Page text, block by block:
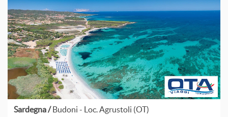
Sardegna /Budoni - Loc. Agrustoli (OT)